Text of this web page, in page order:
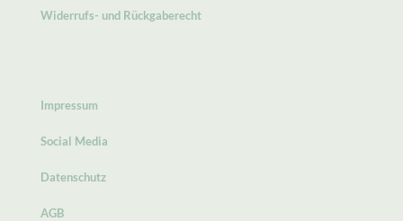
Widerrufs- und Rückgaberecht
Impressum
Social Media
Datenschutz
AGB